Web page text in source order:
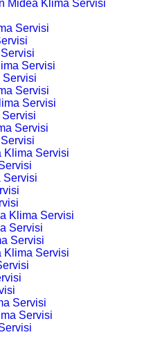
Midea Klima Servisi
Servisi
Servisi
Servisi
Servisi
Servisi
Servisi
Klima Servisi
Servisi
Klima Servisi
Servisi
Servisi
Klima Servisi
Servisi
Servisi